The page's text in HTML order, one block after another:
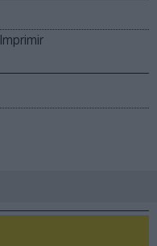
Imprimir